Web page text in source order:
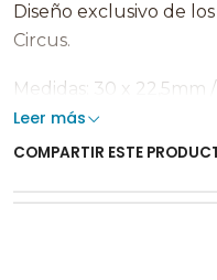
Diseño exclusivo de
Circus.
Medidas: 30 x 22,5mm
Leer más
COMPARTIR ESTE